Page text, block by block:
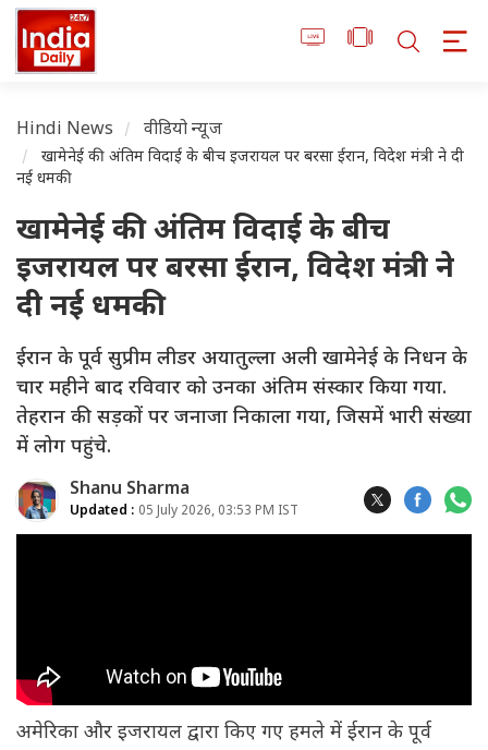
Hindi News वीडियो न्यूज
खामेनेई की अंतिम विदाई के बीच इजरायल पर बरसा ईरान, विदेश मंत्री ने दी
नई धमकी
खामेनेई की अंतिम विदाई के बीच
इजरायल पर बरसा ईरान, विदेश मंत्री ने
दी नई धमकी
ईरान के पूर्व सुप्रीम लीडर अयातुल्ला अली खामेनेई के निधन के
चार महीने बाद रविवार को उनका अंतिम संस्कार किया गया.
तेहरान की सड़कों पर जनाजा निकाला गया, जिसमें भारी संख्या
में लोग पहुंचे.
Shanu Sharma
Updated : 05 July 2026, 03:53 PM IST
अमेरिका और इजरायल द्वारा किए गए हमले में ईरान के पूर्व